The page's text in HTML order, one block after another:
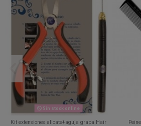
Sin stock online
Kit extensiones alicate+aguja grapa Hair